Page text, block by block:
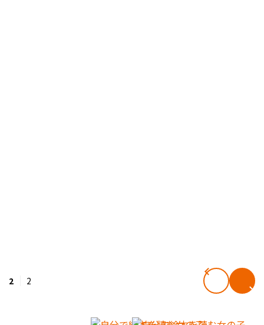
2 2